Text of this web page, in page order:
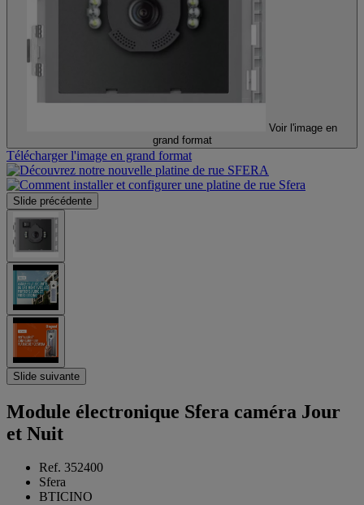
Voir l'image en
grand format
Télécharger l'image en grand format
Slide précédente
Slide suivante
Module électronique Sfera caméra Jour
et Nuit
Ref. 352400
Sfera
BTICINO